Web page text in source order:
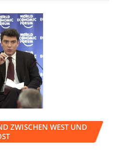
ZWISCHEN WEST UND